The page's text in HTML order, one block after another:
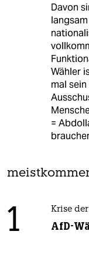
Davon
Wähler
mal
=
1 Krise
AfD-